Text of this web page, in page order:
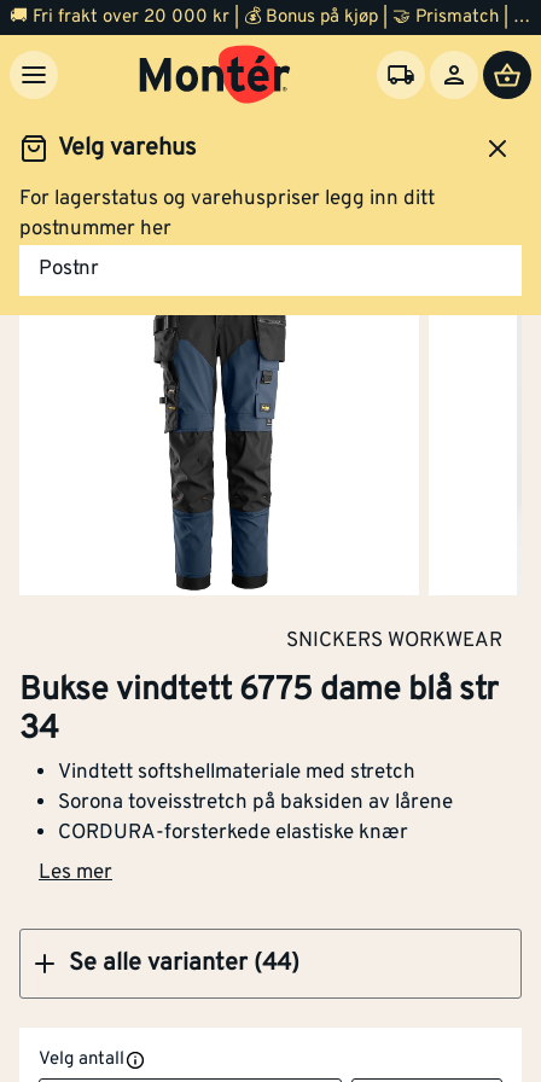
🚚 Fri frakt over 20 000 kr | 💰 Bonus på kjøp | 🤝 Prismatch | ⭐ 100% fornøyd garanti | 🏪 140 byggevarehus
Velg varehus
For lagerstatus og varehuspriser legg inn ditt
postnummer her
Postnr
og verneutstyr
SNICKERS WORKWEAR
Bukse vindtett 6775 dame blå str
34
Vindtett softshellmateriale med stretch
Sorona toveisstretch på baksiden av lårene
CORDURA-forsterkede elastiske knær
Les mer
Se alle varianter (44)
Bukse vindtett 6775 dame blå str 80
Bukse vindtett 6775 dame blå str 84
Kjøp
Bukse vindtett 6775 dame blå str 88
Bukse vindtett 6775 dame blå str 92
Kjøp
Velg antall